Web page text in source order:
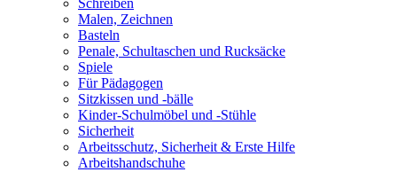
Schreiben
Malen, Zeichnen
Basteln
Penale, Schultaschen und Rucksäcke
Spiele
Für Pädagogen
Sitzkissen und -bälle
Kinder-Schulmöbel und -Stühle
Sicherheit
Arbeitsschutz, Sicherheit & Erste Hilfe
Arbeitshandschuhe